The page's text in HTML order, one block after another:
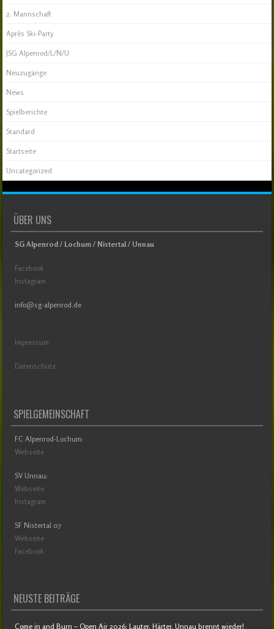
2. Mannschaft
Après Ski-Party
JSG Alpenrod/L/N/U
Neuzugänge
News
Spielberichte
Standard
Startseite
Uncategorized
ÜBER UNS
SG Alpenrod / Lochum / Nistertal / Unnau
Facebook
Instagram
info@sg-alpenrod.de
Impressum
Datenschutz
SPIELGEMEINSCHAFT
FC Alpenrod-Lochum:
Webseite
SV Unnau:
Webseite
Instagram
SF Nistertal 07
Webseite
Facebook
NEUSTE BEITRÄGE
Come in and Burn – Open Air 2026: Lauter. Härter. Unnau brennt wieder!